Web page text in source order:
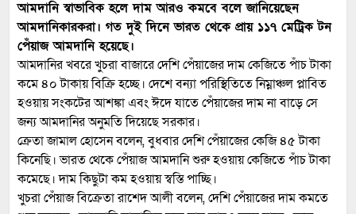
আমদানি স্বাভাবিক হলে দাম আরও কমবে বলে জানিয়েছেন
আমদানিকারকরা। গত দুই দিনে ভারত থেকে প্রায় ১১৭ মেট্রিক টন
পেঁয়াজ আমদানি হয়েছে।
আমদানির খবরে খুচরা বাজারে দেশি পেঁয়াজের দাম কেজিতে পাঁচ টাকা
কমে ৪০ টাকায় বিক্রি হচ্ছে। দেশে বন্যা পরিস্থিতিতে নিম্নাঞ্চল প্লাবিত
হওয়ায় সংকটের আশঙ্কা এবং ঈদে যাতে পেঁয়াজের দাম না বাড়ে সে
জন্য আমদানির অনুমতি দিয়েছে সরকার।
ক্রেতা জামাল হোসেন বলেন, বুধবার দেশি পেঁয়াজের কেজি ৪৫ টাকা
কিনেছি। ভারত থেকে পেঁয়াজ আমদানি শুরু হওয়ায় কেজিতে পাঁচ টাকা
কমেছে। দাম কিছুটা কম হওয়ায় স্বস্তি পাচ্ছি।
খুচরা পেঁয়াজ বিক্রেতা রাশেদ আলী বলেন, দেশি পেঁয়াজের দাম কমতে